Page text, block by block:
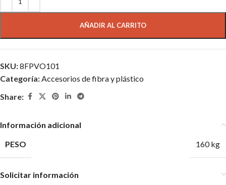
AÑADIR AL CARRITO
SKU:8FPVO101
Categoría:Accesorios de fibra y plástico
Share:
Información adicional
PESO
160 kg
Solicitar información